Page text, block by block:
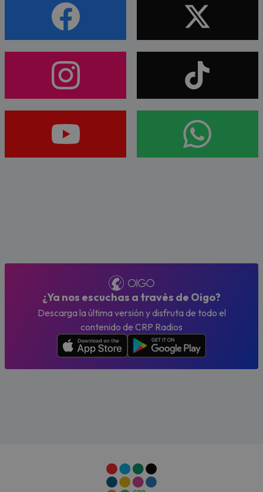
¿Ya nos escuchas a través de Oigo?
Descarga la última versión y disfruta de todo el
contenido de CRP Radios